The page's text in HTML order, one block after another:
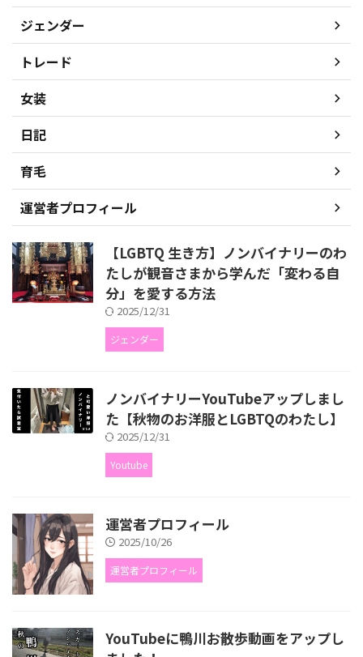
ジェンダー
トレード
女装
日記
育毛
運営者プロフィール
【LGBTQ 生き方】ノンバイナリーのわ
たしが観音さまから学んだ「変わる自
分」を愛する方法
2025/12/31
ジェンダー
ノンバイナリーYouTubeアップしまし
た【秋物のお洋服とLGBTQのわたし】
2025/12/31
Youtube
運営者プロフィール
2025/10/26
運営者プロフィール
YouTubeに鴨川お散歩動画をアップし